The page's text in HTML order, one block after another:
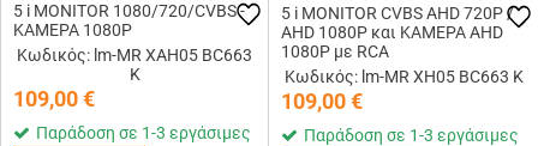
5 i MONITOR 1080/720/CVBS -
ΚΑΜΕΡΑ 1080P
Κωδικός: lm-MR XAH05 BC663
K
109,00€
Παράδοση σε 1-3 εργάσιμες
5 i MONITOR CVBS AHD 720P /
AHD 1080P και ΚΑΜΕΡΑ AHD
1080P με RCA
Κωδικός: lm-MR XH05 BC663 K
109,00€
Παράδοση σε 1-3 εργάσιμες